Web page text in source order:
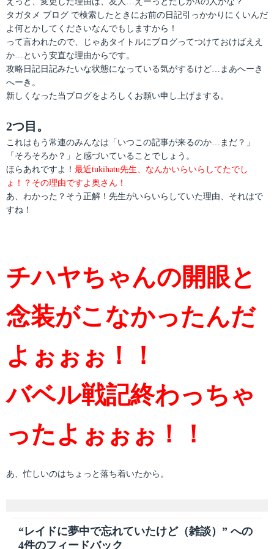
タガタメ ブログ で検索したときにお前の日記引っかかりにくいんだ
よ何とかしてくださいなんでもしますから！
って言われたので、じゃあタイトルにブログってつけておけばええ
か…という安直な理由からです。
攻略日記日記みたいな状態になっている気がするけど…まあへーき
へーき。
新しくなった当ブログをよろしくお願い申し上げまする。
2つ目。
これはもう常連のみんなは「いつこの記事が来るのか…まだ？」
「そろそろか？」と感づいていることでしょう。
ほらあれですよ！ 最近tukihatu先生、なんかいらいらしてたでし
ょ！？その理由ですよ奥さん！
あ、わかった？そう正解！先生がいらいらしていた理由、それはで
すね！
チハヤちゃんの開眼と
念装がこなかったんだ
よぉぉぉ！！
バベル戦記終わっちゃ
ったよぉぉぉ！！
あ、忙しいのはちょっと落ち着いたから。
“レイドに夢中で忘れていたけど（雑談）” への
4件のフィードバック